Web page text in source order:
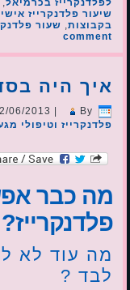
לפלדנקרייז בכרמיאל,
שיעור פלדנקרייז אישי
בקבוצות, שעור
comment
איך היה
06/2013 By
פלדנקרייז וטיפולי
מה כבר
פלדנקרייז?
מה עוד לא
לבד ?